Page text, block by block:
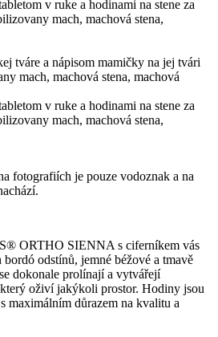
fotografiích je pouze vodoznak a na
ORTHO SIENNA s ciferníkem vás
odstínů, jemné béžové a tmavě
dokonale prolínají a vytvářejí
oživí jakýkoli prostor. Hodiny jsou
s maximálním důrazem na kvalitu a